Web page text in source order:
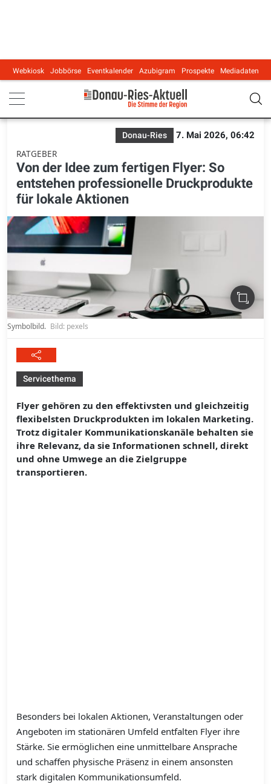
Main navigation
Webkiosk Jobbörse Eventkalender Azubigram Prospekte Mediadaten
Donau-Ries
7. Mai 2026, 06:42
RATGEBER
Von der Idee zum fertigen Flyer: So
entstehen professionelle Druckprodukte
für lokale Aktionen
Symbolbild. Bild: pexels
Servicethema
Flyer gehören zu den effektivsten und gleichzeitig
flexibelsten Druckprodukten im lokalen Marketing.
Trotz digitaler Kommunikationskanäle behalten sie
ihre Relevanz, da sie Informationen schnell, direkt
und ohne Umwege an die Zielgruppe
transportieren.
Besonders bei lokalen Aktionen, Veranstaltungen oder
Angeboten im stationären Umfeld entfalten Flyer ihre
Stärke. Sie ermöglichen eine unmittelbare Ansprache
und schaffen physische Präsenz in einem ansonsten
stark digitalen Kommunikationsumfeld.